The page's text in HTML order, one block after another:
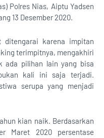
Polres Nias, Aiptu Yadsen
13 Desember 2020.
ditengarai karena impitan
terimpitnya, mengakhiri
ada pilihan lain yang bisa
kali ini saja terjadi.
serupa yang menjadi
kian naik. Berdasarkan
Maret 2020 persentase